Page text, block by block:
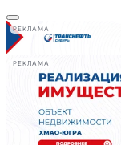
РЕКЛАМА
РЕКЛАМА